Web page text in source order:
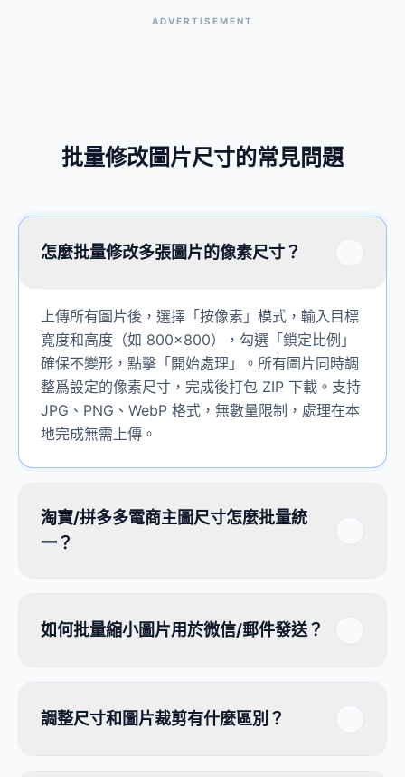
ADVERTISEMENT
批量修改圖片尺寸的常見問題
怎麼批量修改多張圖片的像素尺寸？
上傳所有圖片後，選擇「按像素」模式，輸入目標
寬度和高度（如 800×800），勾選「鎖定比例」
確保不變形，點擊「開始處理」。所有圖片同時調
整爲設定的像素尺寸，完成後打包 ZIP 下載。支持
JPG、PNG、WebP 格式，無數量限制，處理在本
地完成無需上傳。
淘寶/拼多多電商主圖尺寸怎麼批量統
一？
如何批量縮小圖片用於微信/郵件發送？
調整尺寸和圖片裁剪有什麼區別？